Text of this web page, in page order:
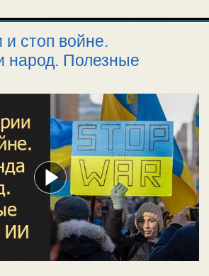
стоп войне.
народ. Полезные